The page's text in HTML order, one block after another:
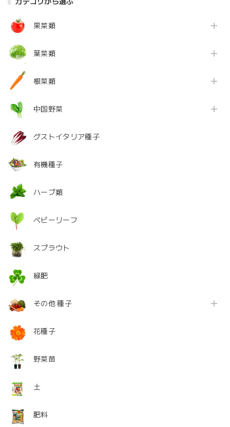
果菜類
葉菜類
根菜類
中国野菜
グストイタリア種子
有機種子
ハーブ類
ベビーリーフ
スプラウト
緑肥
その他 種子
花種子
野菜苗
土
肥料